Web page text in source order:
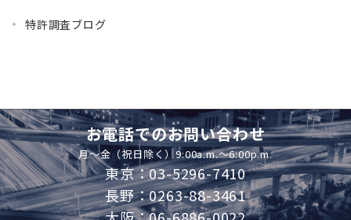
特許調査ブログ
お電話でのお問い合わせ
月～金（祝日除く）9:00a.m.～6:00p.m.
東京：03-5296-7410
長野：0263-88-3461